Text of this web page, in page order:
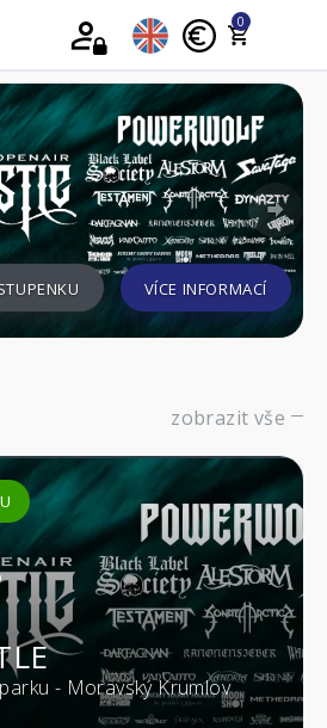
0
VÍCE INFORMACÍ
zobrazit vše
- Moravský Krumlov